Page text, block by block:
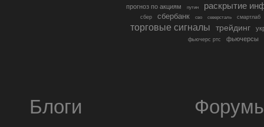
прогноз по акциям путин раскрытие
сбер сбербанк сво северсталь смартлаб
торговые сигналы трейдинг
фьючерс ртс фьючерсы
Блоги